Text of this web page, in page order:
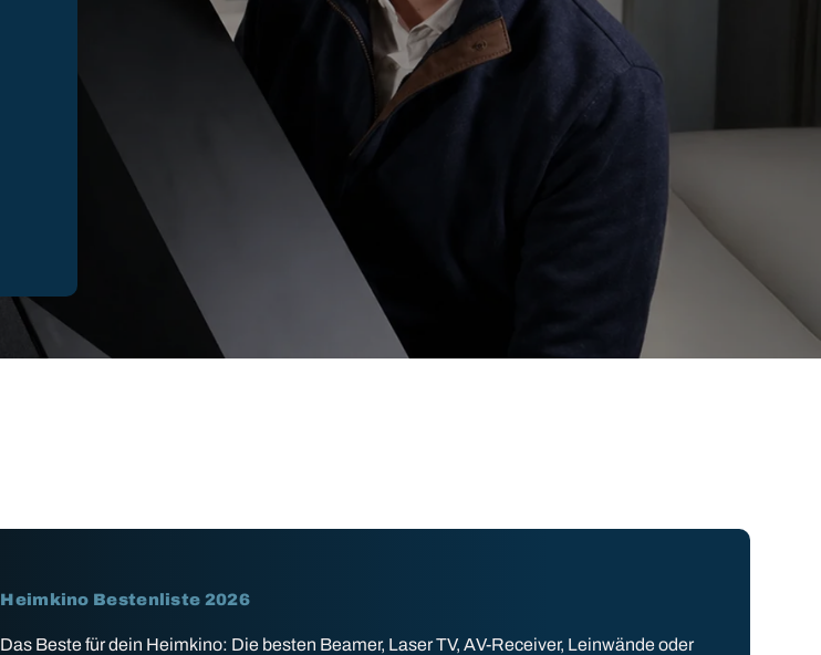
Heimkino Bestenliste 2026
Das Beste für dein Heimkino: Die besten Beamer, Laser TV, AV-Receiver, Leinwände oder